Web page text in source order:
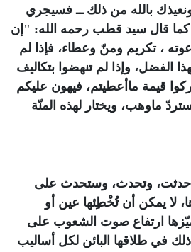
بالله من ذلك ــ فسيجري
كما قال سيد قطب رحمه الله: "إن
، تكريم ومنّ وعطاء، فإذا لم
الفضل، وإذا لم تنهضوا بتكاليف
قيمة ماأعطيتم، فيهون عليكم
ماوهب، ويختار لهذه المنّة
حدثت، وتحدث، وستحدث على
لا يمكن أن تُخْطِئها عين أو
ارتفاع صوت الشعوب على
في طلاقها البائن لكل أساليب